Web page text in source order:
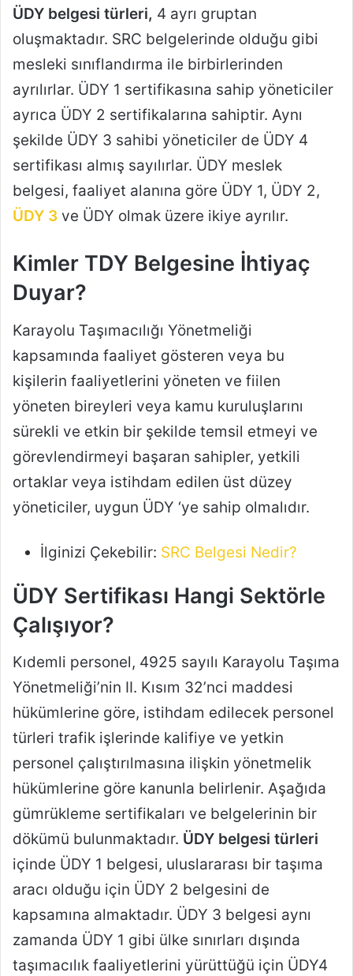
ÜDY belgesi türleri, 4 ayrı gruptan
oluşmaktadır. SRC belgelerinde olduğu gibi
mesleki sınıflandırma ile birbirlerinden
ayrılırlar. ÜDY 1 sertifikasına sahip yöneticiler
ayrıca ÜDY 2 sertifikalarına sahiptir. Aynı
şekilde ÜDY 3 sahibi yöneticiler de ÜDY 4
sertifikası almış sayılırlar. ÜDY meslek
belgesi, faaliyet alanına göre ÜDY 1, ÜDY 2,
ÜDY 3 ve ÜDY olmak üzere ikiye ayrılır.
Kimler TDY Belgesine İhtiyaç
Duyar?
Karayolu Taşımacılığı Yönetmeliği
kapsamında faaliyet gösteren veya bu
kişilerin faaliyetlerini yöneten ve fiilen
yöneten bireyleri veya kamu kuruluşlarını
sürekli ve etkin bir şekilde temsil etmeyi ve
görevlendirmeyi başaran sahipler, yetkili
ortaklar veya istihdam edilen üst düzey
yöneticiler, uygun ÜDY ‘ye sahip olmalıdır.
İlginizi Çekebilir: SRC Belgesi Nedir?
ÜDY Sertifikası Hangi Sektörle
Çalışıyor?
Kıdemli personel, 4925 sayılı Karayolu Taşıma
Yönetmeliği’nin II. Kısım 32’nci maddesi
hükümlerine göre, istihdam edilecek personel
türleri trafik işlerinde kalifiye ve yetkin
personel çalıştırılmasına ilişkin yönetmelik
hükümlerine göre kanunla belirlenir. Aşağıda
gümrükleme sertifikaları ve belgelerinin bir
dökümü bulunmaktadır. ÜDY belgesi türleri
içinde ÜDY 1 belgesi, uluslararası bir taşıma
aracı olduğu için ÜDY 2 belgesini de
kapsamına almaktadır. ÜDY 3 belgesi aynı
zamanda ÜDY 1 gibi ülke sınırları dışında
taşımacılık faaliyetlerini yürüttüğü için ÜDY4